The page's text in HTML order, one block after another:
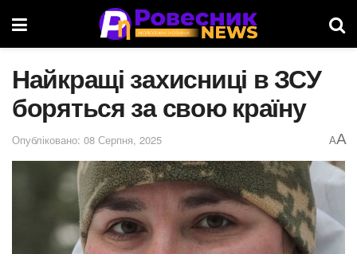
Найкращі захисниці в ЗСУ
боряться за свою країну
Опубліковано: 08 Серпня, 2025 AA